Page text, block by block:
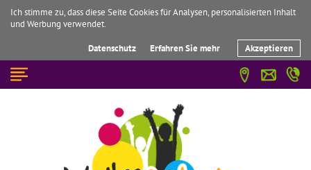
Ich stimme zu, dass diese Seite Cookies für Analysen, personalisierten Inhalt
und Werbung verwendet.
Datenschutz Erfahren Sie mehr Akzeptieren
☰